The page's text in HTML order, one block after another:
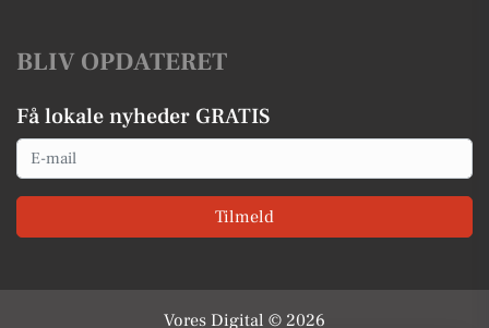
BLIV OPDATERET
Få lokale nyheder GRATIS
Email
Tilmeld
Vores Digital © 2026